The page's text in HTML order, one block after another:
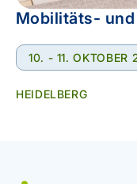
Mobilitäts-
10. - 11. OKTOBER
HEIDELBERG